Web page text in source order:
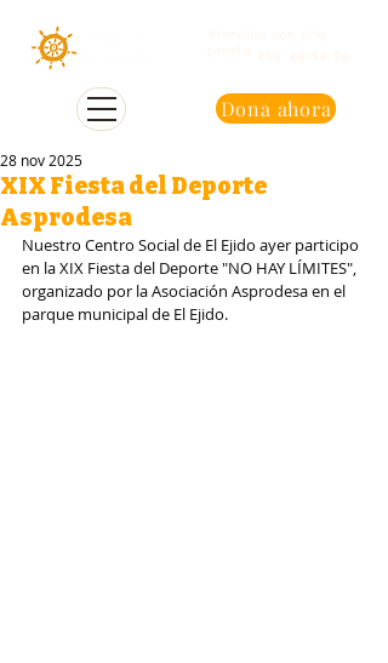
Dona ahora
XIX Fiesta del Deporte
Asprodesa
28 nov 2025
Nuestro Centro Social de El Ejido ayer participo
en la XIX Fiesta del Deporte "NO HAY LÍMITES",
organizado por la Asociación Asprodesa en el
parque municipal de El Ejido.